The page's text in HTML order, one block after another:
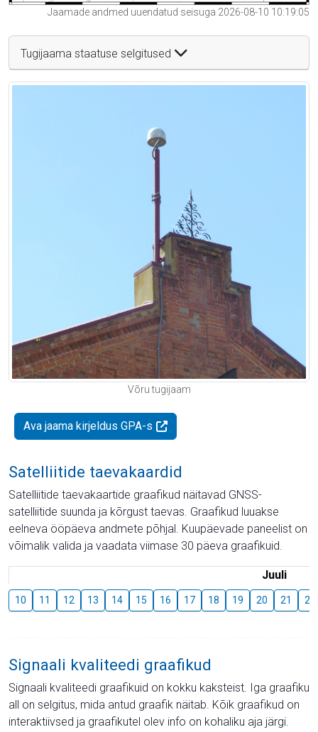
Jaamade andmed uuendatud seisuga 2026-08-10 10:19:05
Tugijaama staatuse selgitused
Võru tugijaam
Ava jaama kirjeldus GPA-s
Satelliitide taevakaardid
Satelliitide taevakaartide graafikud näitavad GNSS-
satelliitide suunda ja kõrgust taevas. Graafikud luuakse
eelneva ööpäeva andmete põhjal. Kuupäevade paneelist on
võimalik valida ja vaadata viimase 30 päeva graafikuid.
Juuli
10 11 12 13 14 15 16 17 18 19 20 21 22
Signaali kvaliteedi graafikud
Signaali kvaliteedi graafikuid on kokku kaksteist. Iga graafiku
all on selgitus, mida antud graafik näitab. Kõik graafikud on
interaktiivsed ja graafikutel olev info on kohaliku aja järgi.